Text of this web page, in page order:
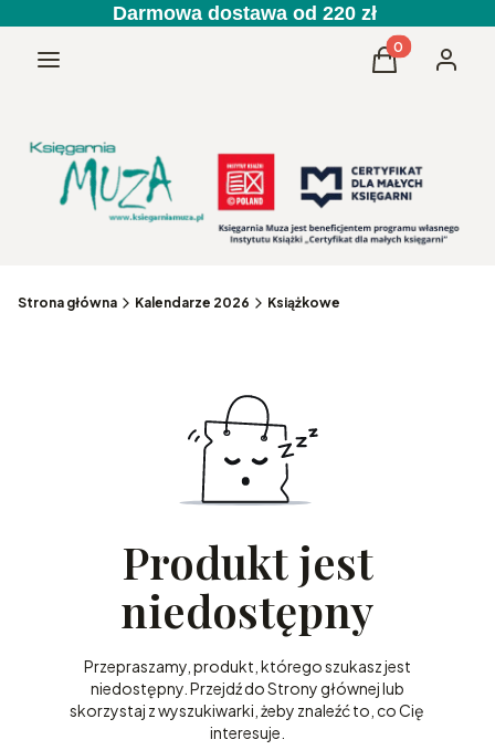
Darmowa dostawa od 220 zł
Menu Produkty w
Koszyk
Strona główna Kalendarze 2026 Książkowe
Produkt jest
niedostępny
Przepraszamy, produkt, którego szukasz jest
niedostępny. Przejdź do Strony głównej lub
skorzystaj z wyszukiwarki, żeby znaleźć to, co Cię
interesuje.